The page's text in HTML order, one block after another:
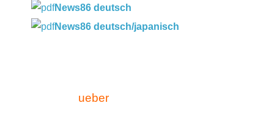
News86 deutsch
News86 deutsch/japanisch
ueber